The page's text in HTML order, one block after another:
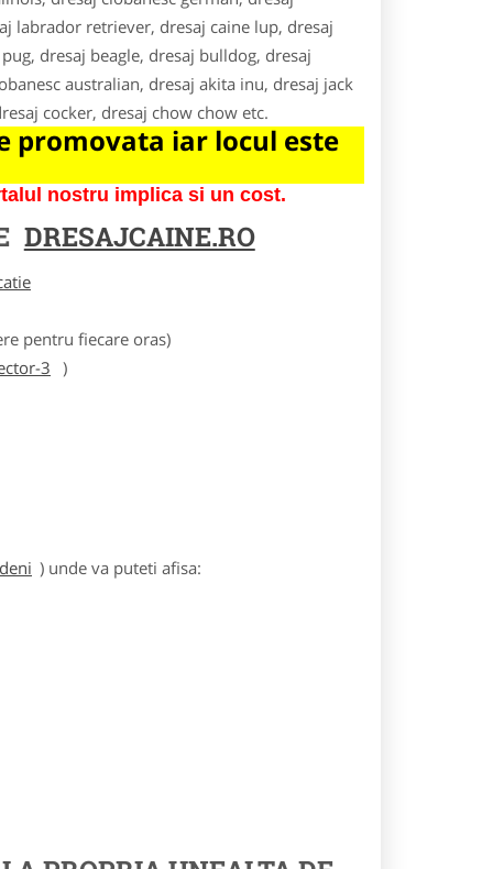
labrador retriever, dresaj caine lup, dresaj
dresaj beagle, dresaj bulldog, dresaj
australian, dresaj akita inu, dresaj jack
cocker, dresaj chow chow etc.
promovata iar locul este
nostru implica si un cost.
DRESAJCAINE.RO
pentru fiecare oras)
3
)
) unde va puteti afisa: